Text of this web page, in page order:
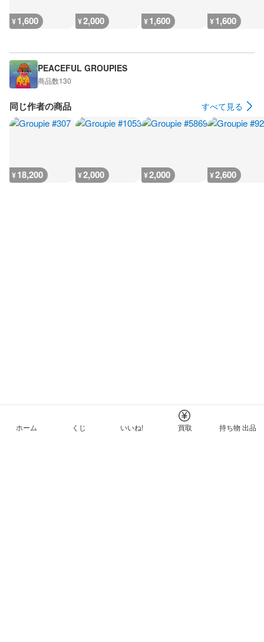
¥1,600 ¥2,000 ¥1,600 ¥1,600
PEACEFUL GROUPIES
商品数130
同じ作者の商品 すべて見る
¥18,200 ¥2,000 ¥2,000 ¥2,600
ホーム くじ いいね! 買取 持ち物 出品